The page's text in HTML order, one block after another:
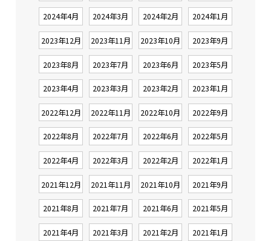
2024年4月 2024年3月 2024年2月 2024年1月
2023年12月 2023年11月 2023年10月 2023年9月
2023年8月 2023年7月 2023年6月 2023年5月
2023年4月 2023年3月 2023年2月 2023年1月
2022年12月 2022年11月 2022年10月 2022年9月
2022年8月 2022年7月 2022年6月 2022年5月
2022年4月 2022年3月 2022年2月 2022年1月
2021年12月 2021年11月 2021年10月 2021年9月
2021年8月 2021年7月 2021年6月 2021年5月
2021年4月 2021年3月 2021年2月 2021年1月